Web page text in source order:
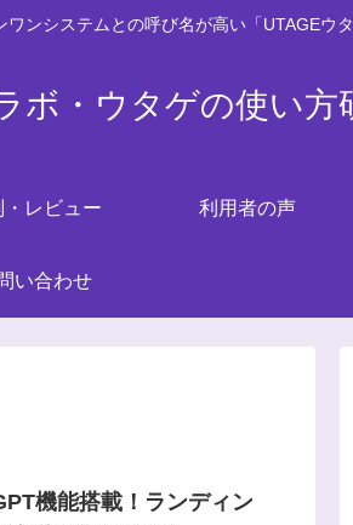
ンシステムとの呼び名が高い「UTAGEウ
ボ・ウタゲの使い方
・レビュー 利用者の声
い合わせ
機能搭載！ランディン